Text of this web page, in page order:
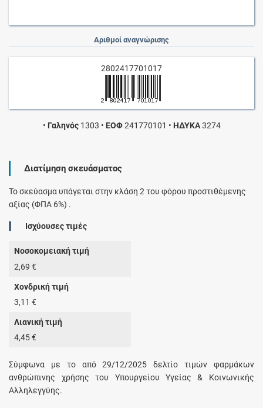
Αριθμοί αναγνώρισης
2802417701017
• Γαληνός1303 • ΕΟΦ241770101 • ΗΔΥΚΑ3274
Διατίμηση σκευάσματος
Το σκεύασμα υπάγεται στην κλάση 2 του φόρου προστιθέμενης
αξίας (ΦΠΑ 6%) .
Ισχύουσες τιμές
Νοσοκομειακή τιμή
2,69 €
Χονδρική τιμή
3,11 €
Λιανική τιμή
4,45 €
Σύμφωνα με το από 29/12/2025 δελτίο τιμών φαρμάκων
ανθρώπινης χρήσης του Υπουργείου Υγείας & Κοινωνικής
Αλληλεγγύης.